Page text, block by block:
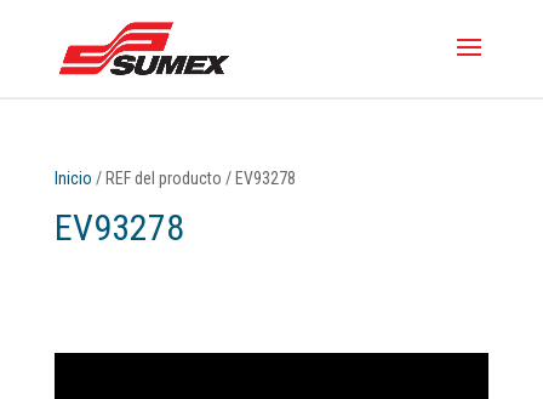
Inicio / REF del producto / EV93278
EV93278